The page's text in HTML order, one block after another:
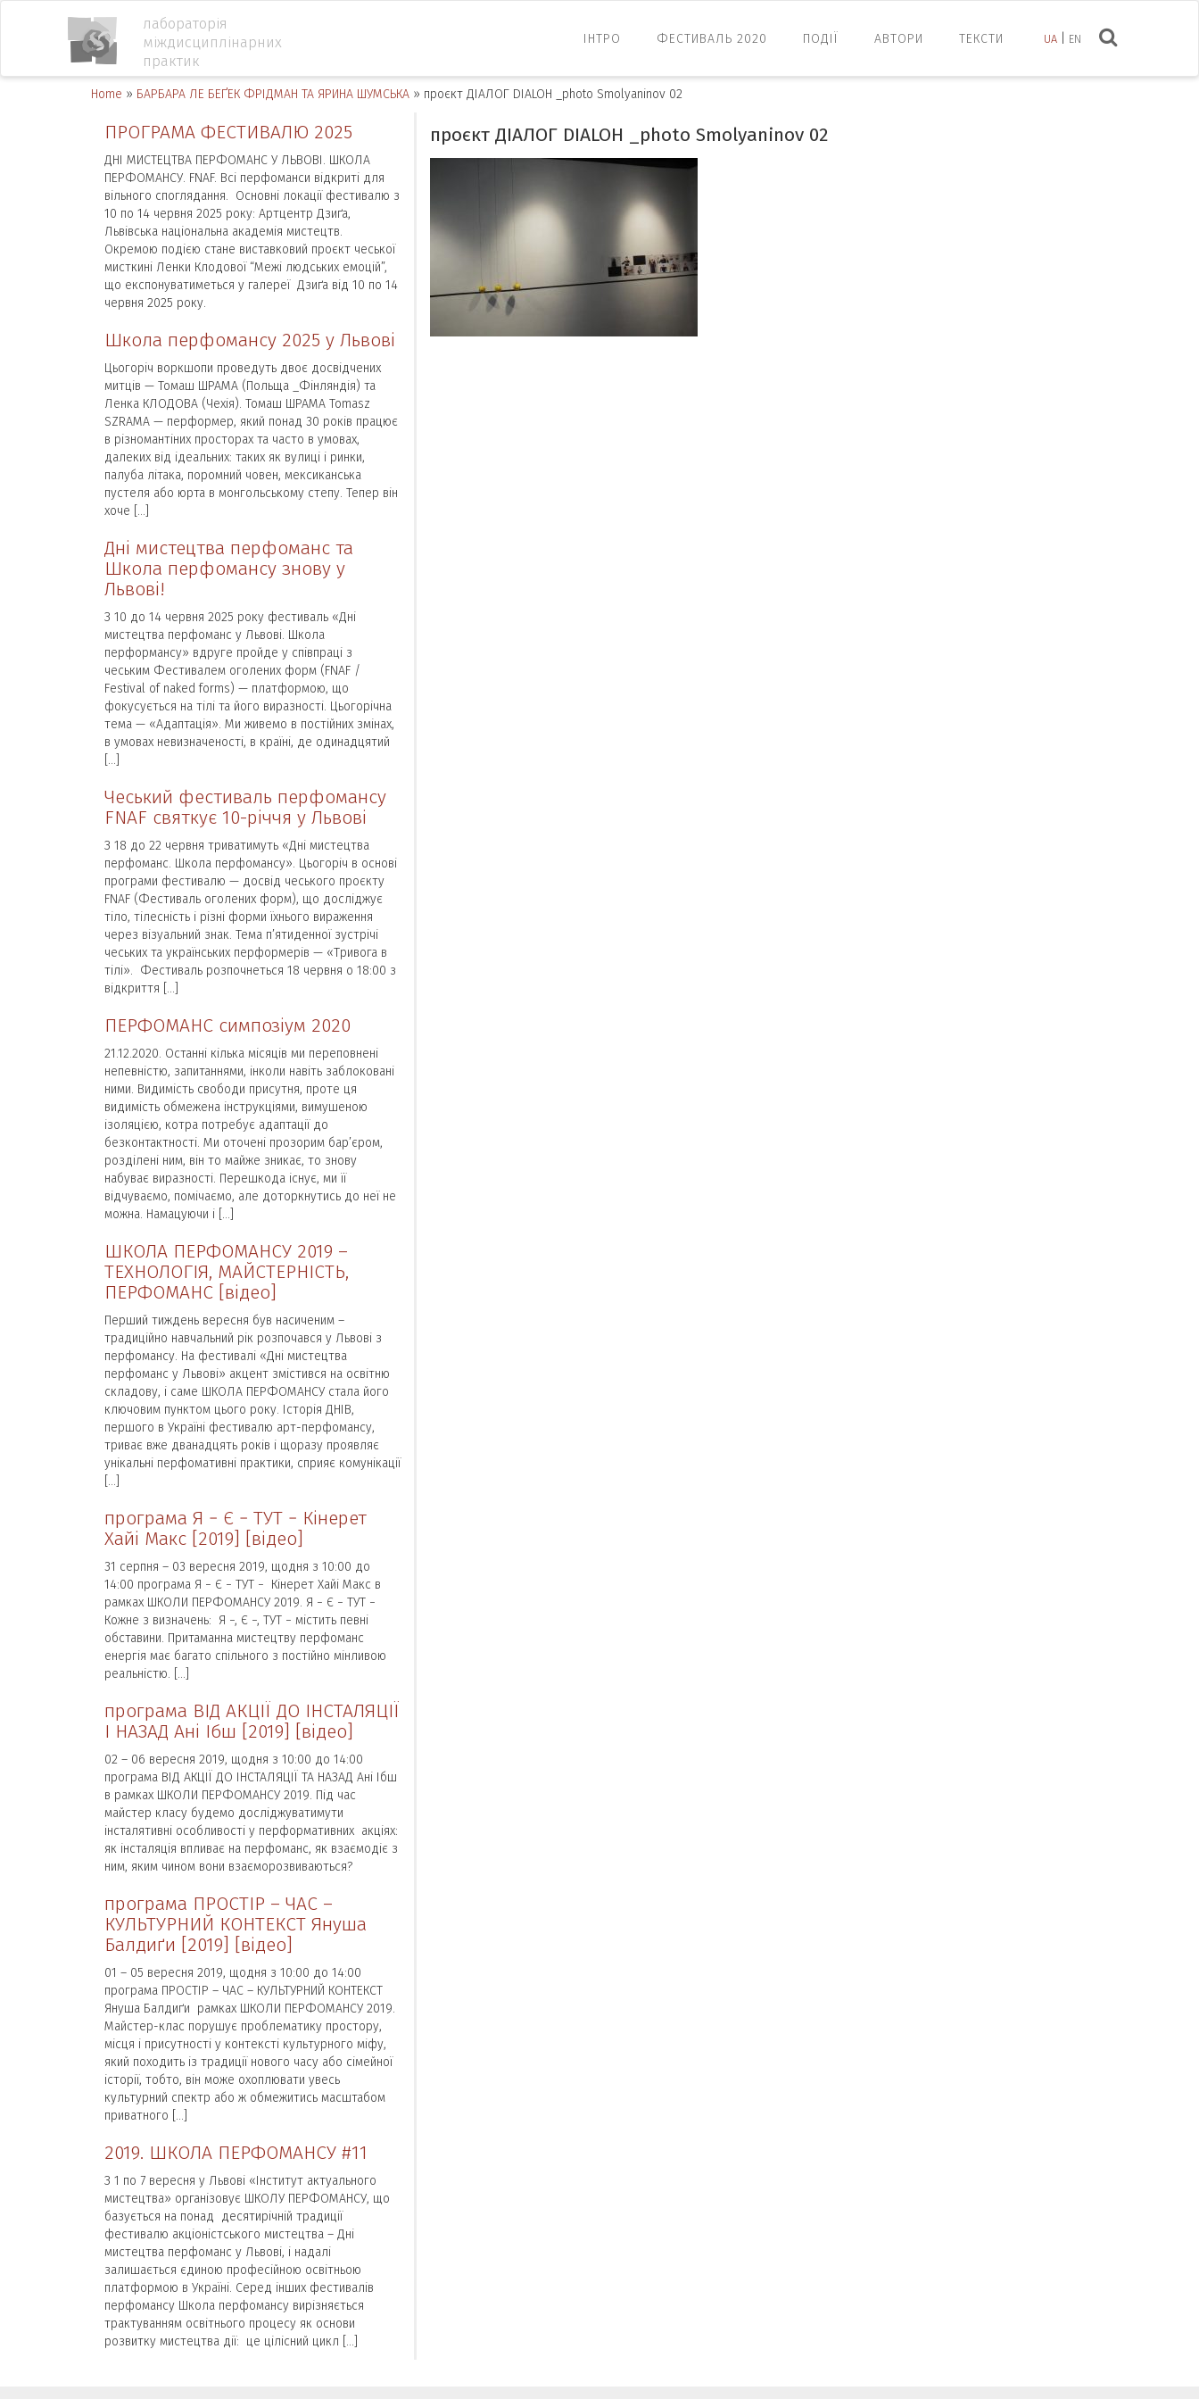
UA EN
лабораторія
міждисциплінарних
практик
ІНТРО ФЕСТИВАЛЬ 2020 ПОДІЇ АВТОРИ ТЕКСТИ
Home » БАРБАРА ЛЕ БЕҐЕК ФРІДМАН ТА ЯРИНА ШУМСЬКА » проєкт ДІАЛОГ DIALOH _photo Smolyaninov 02
проєкт ДІАЛОГ DIALOH _photo Smolyaninov 02
ПРОГРАМА ФЕСТИВАЛЮ 2025
ДНІ МИСТЕЦТВА ПЕРФОМАНС У ЛЬВОВІ. ШКОЛА
ПЕРФОМАНСУ. FNAF. Всі перфоманси відкриті для
вільного споглядання. Основні локації фестивалю з
10 по 14 червня 2025 року: Артцентр Дзиґа,
Львівська національна академія мистецтв.
Окремою подією стане виставковий проєкт чеської
мисткині Ленки Клодової “Межі людських емоцій”,
що експонуватиметься у галереї Дзиґа від 10 по 14
червня 2025 року.
Школа перфомансу 2025 у Львові
Цьогоріч воркшопи проведуть двоє досвідчених
митців — Томаш ШРАМА (Польща _Фінляндія) та
Ленка КЛОДОВА (Чехія). Томаш ШРАМА Tomasz
SZRAMA — перформер, який понад 30 років працює
в різномантіних просторах та часто в умовах,
далеких від ідеальних: таких як вулиці і ринки,
палуба літака, поромний човен, мексиканська
пустеля або юрта в монгольському степу. Тепер він
хоче […]
Дні мистецтва перфоманс та
Школа перфомансу знову у
Львові!
З 10 до 14 червня 2025 року фестиваль «Дні
мистецтва перфоманс у Львові. Школа
перформансу» вдруге пройде у співпраці з
чеським Фестивалем оголених форм (FNAF /
Festival of naked forms) — платформою, що
фокусується на тілі та його виразності. Цьогорічна
тема — «Адаптація». Ми живемо в постійних змінах,
в умовах невизначеності, в країні, де одинадцятий
[…]
Чеський фестиваль перфомансу
FNAF святкує 10-річчя у Львові
З 18 до 22 червня триватимуть «Дні мистецтва
перфоманс. Школа перфомансу». Цьогоріч в основі
програми фестивалю — досвід чеського проєкту
FNAF (Фестиваль оголених форм), що досліджує
тіло, тілесність і різні форми їхнього вираження
через візуальний знак. Тема п’ятиденної зустрічі
чеських та українських перформерів — «Тривога в
тілі». Фестиваль розпочнеться 18 червня о 18:00 з
відкриття […]
ПЕРФОМАНС симпозіум 2020
21.12.2020. Останні кілька місяців ми переповнені
непевністю, запитаннями, інколи навіть заблоковані
ними. Видимість свободи присутня, проте ця
видимість обмежена інструкціями, вимушеною
ізоляцією, котра потребує адаптації до
безконтактності. Ми оточені прозорим бар’єром,
розділені ним, він то майже зникає, то знову
набуває виразності. Перешкода існує, ми її
відчуваємо, помічаємо, але доторкнутись до неї не
можна. Намацуючи і […]
ШКОЛА ПЕРФОМАНСУ 2019 –
ТЕХНОЛОГІЯ, МАЙСТЕРНІСТЬ,
ПЕРФОМАНС [відео]
Перший тиждень вересня був насиченим –
традиційно навчальний рік розпочався у Львові з
перфомансу. На фестивалі «Дні мистецтва
перфоманс у Львові» акцент змістився на освітню
складову, і саме ШКОЛА ПЕРФОМАНСУ стала його
ключовим пунктом цього року. Історія ДНІВ,
першого в Україні фестивалю арт-перфомансу,
триває вже дванадцять років і щоразу проявляє
унікальні перфомативні практики, сприяє комунікації
[…]
програма Я − Є − ТУТ − Кінерет
Хайі Макс [2019] [відео]
31 серпня – 03 вересня 2019, щодня з 10:00 до
14:00 програма Я − Є − ТУТ − Кінерет Хайі Макс в
рамках ШКОЛИ ПЕРФОМАНСУ 2019. Я − Є − ТУТ −
Кожне з визначень: Я −, Є −, ТУТ − містить певні
обставини. Притаманна мистецтву перфоманс
енергія має багато спільного з постійно мінливою
реальністю. […]
програма ВІД АКЦІЇ ДО ІНСТАЛЯЦІЇ
І НАЗАД Ані Ібш [2019] [відео]
02 – 06 вересня 2019, щодня з 10:00 до 14:00
програма ВІД АКЦІЇ ДО ІНСТАЛЯЦІЇ ТА НАЗАД Ані Ібш
в рамках ШКОЛИ ПЕРФОМАНСУ 2019. Під час
майстер класу будемо досліджуватимути
інсталятивні особливості у перформативних акціях:
як інсталяція впливає на перфоманс, як взаємодіє з
ним, яким чином вони взаєморозвиваються?
програма ПРОСТІР – ЧАС –
КУЛЬТУРНИЙ КОНТЕКСТ Януша
Балдиґи [2019] [відео]
01 – 05 вересня 2019, щодня з 10:00 до 14:00
програма ПРОСТІР – ЧАС – КУЛЬТУРНИЙ КОНТЕКСТ
Януша Балдиґи рамках ШКОЛИ ПЕРФОМАНСУ 2019.
Майстер-клас порушує проблематику простору,
місця і присутності у контексті культурного міфу,
який походить із традиції нового часу або сімейної
історії, тобто, він може охоплювати увесь
культурний спектр або ж обмежитись масштабом
приватного […]
2019. ШКОЛА ПЕРФОМАНСУ #11
З 1 по 7 вересня у Львові «Інститут актуального
мистецтва» організовує ШКОЛУ ПЕРФОМАНСУ, що
базується на понад десятирічній традиції
фестивалю акціоністського мистецтва – Дні
мистецтва перфоманс у Львові, і надалі
залишається єдиною професійною освітньою
платформою в Україні. Серед інших фестивалів
перфомансу Школа перфомансу вирізняється
трактуванням освітнього процесу як основи
розвитку мистецтва дії: це цілісний цикл […]